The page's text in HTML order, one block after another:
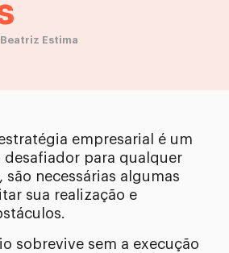
Beatriz Estima
empresarial é um
desafiador para qualquer
são necessárias algumas
sua realização e
sobrevive sem a execução